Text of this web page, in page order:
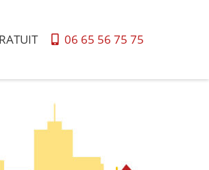
06 65 56 75 75